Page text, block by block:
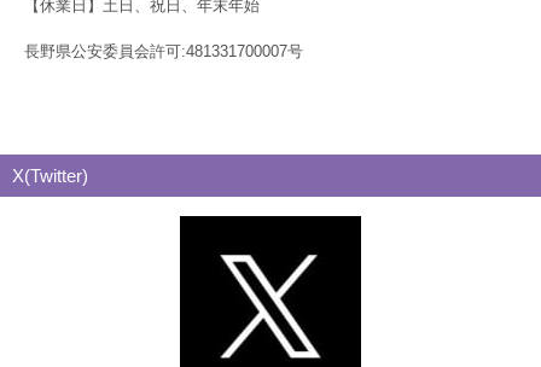
【休業日】土日、祝日、年末年始
長野県公安委員会許可:481331700007号
X(Twitter)